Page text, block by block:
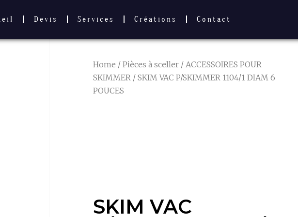
Devis Services Créations Contact
Home / Pièces à sceller / ACCESSOIRES POUR
SKIMMER / SKIM VAC P/SKIMMER 1104/1 DIAM 6
POUCES
SKIM VAC